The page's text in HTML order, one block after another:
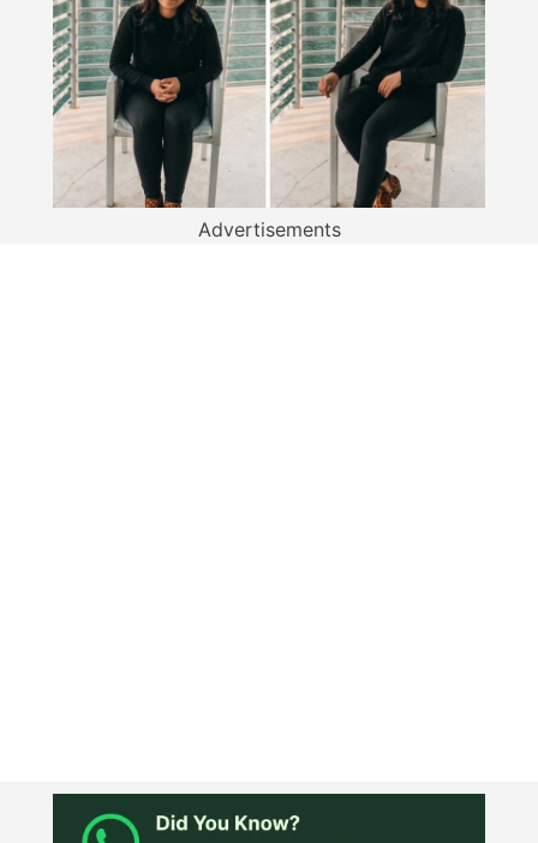
Advertisements